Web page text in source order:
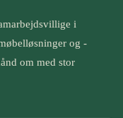
i
og -
om med stor